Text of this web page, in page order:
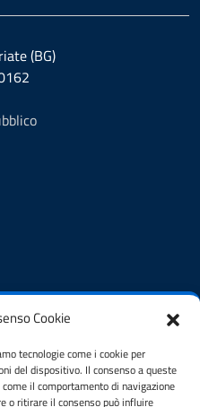
Cookie
tecnologie come i cookie per
del dispositivo. Il consenso a queste
il comportamento di navigazione
o ritirare il consenso può influire
(BG)